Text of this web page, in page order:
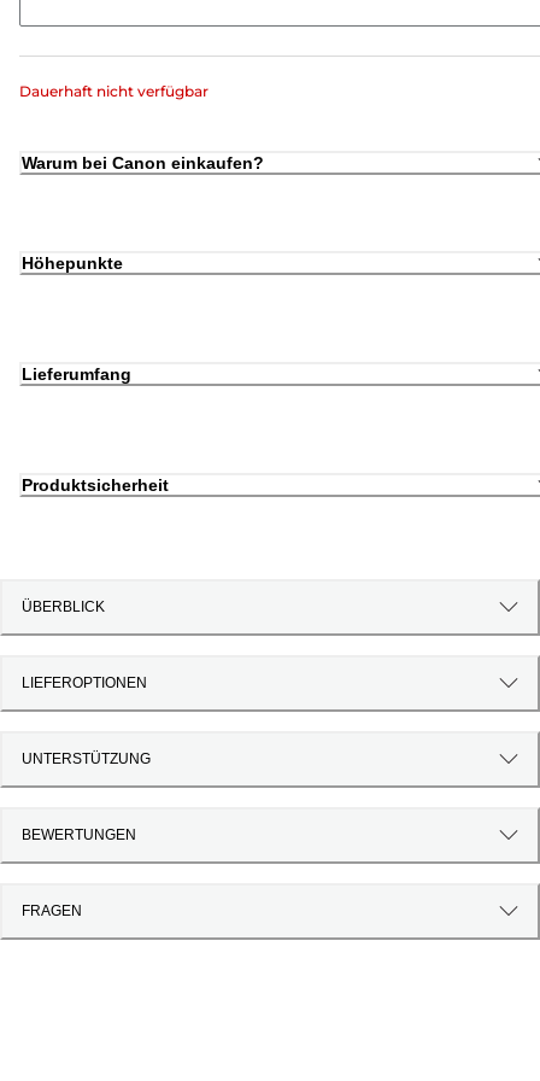
Dauerhaft nicht verfügbar
Warum bei Canon einkaufen?
Höhepunkte
Lieferumfang
Produktsicherheit
ÜBERBLICK
LIEFEROPTIONEN
UNTERSTÜTZUNG
BEWERTUNGEN
FRAGEN